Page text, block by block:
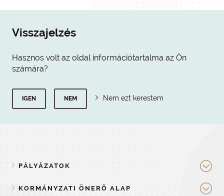
Visszajelzés
Hasznos volt az oldal információtartalma az Ön
számára?
IGEN NEM Nem ezt kerestem
PÁLYÁZATOK
KORMÁNYZATI ÖNERŐ ALAP